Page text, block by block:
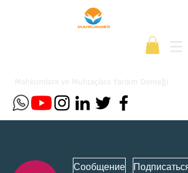
Сообщение Подписаться